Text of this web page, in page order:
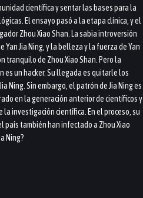
científica y sentar las bases para la
El ensayo pasó a la etapa clínica, y el
Zhou Xiao Shan. La sabia introversión
Yan Jia Ning, y la belleza y la fuerza de Yan
tranquilo de Zhou Xiao Shan. Pero la
es un hacker. Su llegada es quitarle los
Ning. Sin embargo, el patrón de Jia Ning es
en la generación anterior de científicos y
investigación científica. En el proceso, su
país también han infectado a Zhou Xiao
Ning?